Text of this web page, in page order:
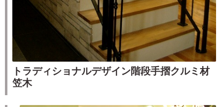
トラディショナルデザイン階段手摺クルミ材
笠木